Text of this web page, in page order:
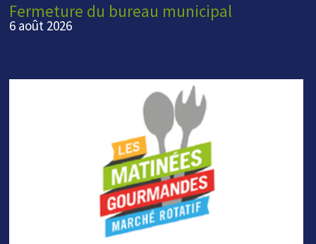
Fermeture du bureau municipal
6 août 2026